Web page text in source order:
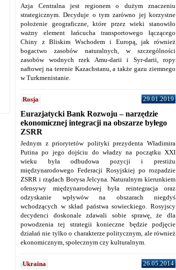
Azja Centralna jest regionem o dużym znaczeniu
strategicznym. Decyduje o tym zarówno jej korzystne
położenie geograficzne, które przez wieki stanowiło
ważny element łańcucha transportowego łączącego
Chiny z Bliskim Wschodem i Europą, jak również
bogactwo zasobów naturalnych, w szczególności
zasobów wodnych rzek Amu-darii i Syr-darii, ropy
naftowej na terenie Kazachstanu, a także gazu ziemnego
w Turkmenistanie.
Rosja 29.01.2019
Eurazjatycki Bank Rozwoju – narzędzie
ekonomicznej integracji na obszarze byłego
ZSRR
Jednym z priorytetów polityki prezydenta Władimira
Putina po jego dojściu do władzy na początku XXI
wieku była odbudowa pozycji i prestiżu
międzynarodowego Federacji Rosyjskiej po rozpadzie
ZSRR i rządach Borysa Jelcyna. Naturalnym kierunkiem
ofensywy międzynarodowej była reintegracja oraz
odzyskanie wpływów na obszarach niegdyś
wchodzących w skład państwa sowieckiego. Rosyjscy
decydenci doskonale zdawali sobie sprawę, że dla
powodzenia tej strategii konieczne będzie podjęcie
działań nie tylko o charakterze politycznym, ale również
ekonomicznym, społecznym czy kulturalnym.
Ukraina 26.05.2014